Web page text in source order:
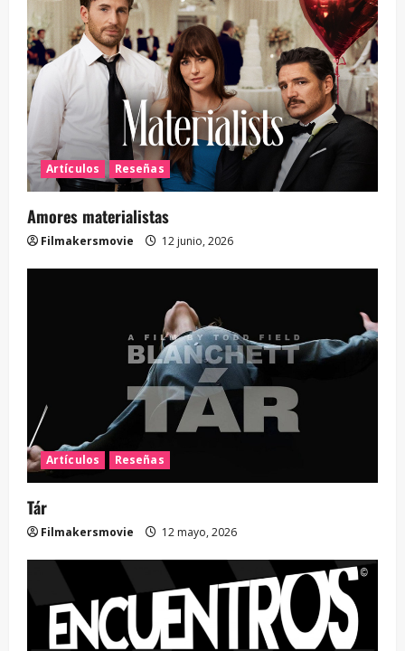
Artículos Reseñas
Amores materialistas
Filmakersmovie 12 junio, 2026
Artículos Reseñas
Tár
Filmakersmovie 12 mayo, 2026